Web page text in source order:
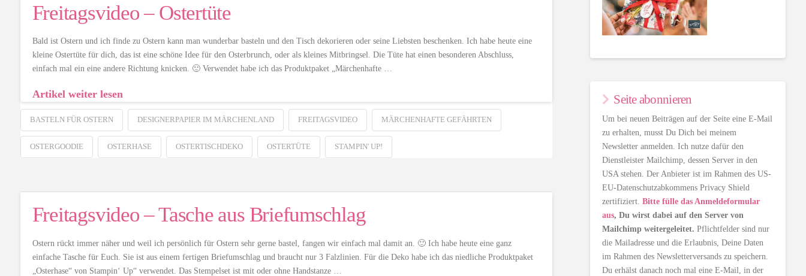
Freitagsvideo – Ostertüte
Bald ist Ostern und ich finde zu Ostern kann man wunderbar basteln und den Tisch dekorieren oder seine Liebsten beschenken. Ich habe heute eine
kleine Ostertüte für dich, das ist eine schöne Idee für den Osterbrunch, oder als kleines Mitbringsel. Die Tüte hat einen besonderen Abschluss,
einfach mal ein eine andere Richtung knicken. 🙂 Verwendet habe ich das Produktpaket „Märchenhafte …
Artikel weiter lesen
BASTELN FÜR OSTERN DESIGNERPAPIER IM MÄRCHENLAND FREITAGSVIDEO MÄRCHENHAFTE GEFÄHRTEN
OSTERGOODIE OSTERHASE OSTERTISCHDEKO OSTERTÜTE STAMPIN' UP!
Freitagsvideo – Tasche aus Briefumschlag
Ostern rückt immer näher und weil ich persönlich für Ostern sehr gerne bastel, fangen wir einfach mal damit an. 🙂 Ich habe heute eine ganz
einfache Tasche für Euch. Sie ist aus einem fertigen Briefumschlag und braucht nur 3 Falzlinien. Für die Deko habe ich das niedliche Produktpaket
„Osterhase“ von Stampin‘ Up“ verwendet. Das Stempelset ist mit oder ohne Handstanze …
Seite abonnieren
Um bei neuen Beiträgen auf der Seite eine E-Mail
zu erhalten, musst Du Dich bei meinem
Newsletter anmelden. Ich nutze dafür den
Dienstleister Mailchimp, dessen Server in den
USA stehen. Der Anbieter ist im Rahmen des US-
EU-Datenschutzabkommens Privacy Shield
zertifiziert.Bitte fülle das Anmeldeformular
aus, Du wirst dabei auf den Server von
Mailchimp weitergeleitet. Pflichtfelder sind nur
die Mailadresse und die Erlaubnis, Deine Daten
im Rahmen des Newsletterversands zu speichern.
Du erhälst danach noch mal eine E-Mail, in der